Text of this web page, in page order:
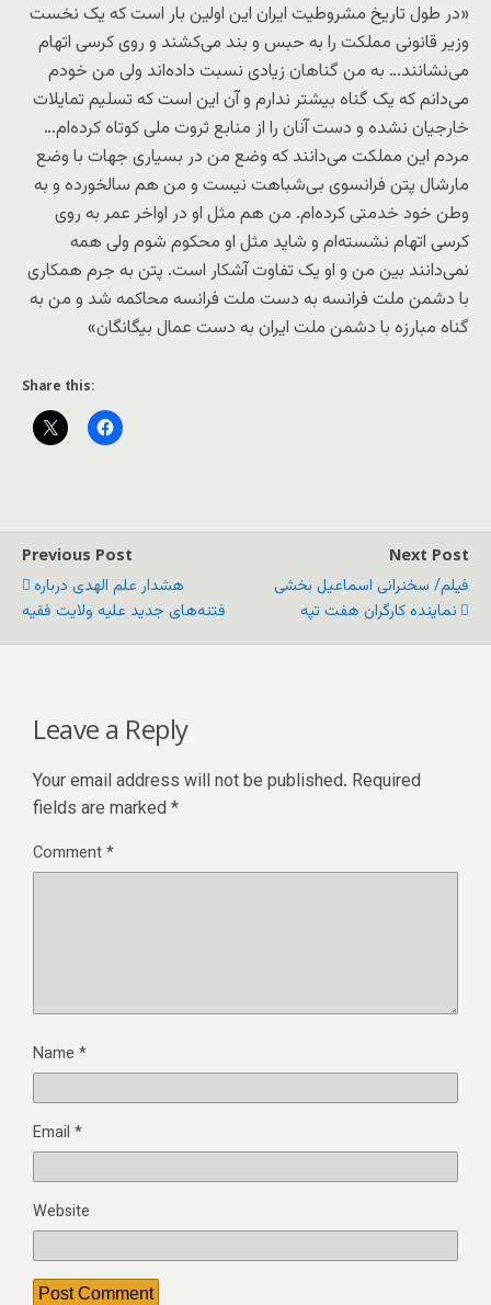
«در طول تاریخ مشروطیت ایران این اولین بار است که یک نخست
وزیر قانونی مملکت را به حبس و بند می‌کشند و روی کرسی اتهام
می‌نشانند… به من گناهان زیادی نسبت داده‌اند ولی من خودم
می‌دانم که یک گناه بیشتر ندارم و آن این است که تسلیم تمایلات
خارجیان نشده و دست آنان را از منابع ثروت ملی کوتاه کرده‌ام…
مردم این مملکت می‌دانند که وضع من در بسیاری جهات با وضع
مارشال پتن فرانسوی بی‌شباهت نیست و من هم سالخورده و به
وطن خود خدمتی کرده‌ام. من هم مثل او در اواخر عمر به روی
کرسی اتهام نشسته‌ام و شاید مثل او محکوم شوم ولی همه
نمی‌دانند بین من و او یک تفاوت آشکار است. پتن به جرم همکاری
با دشمن ملت فرانسه به دست ملت فرانسه محاکمه شد و من به
گناه مبارزه با دشمن ملت ایران به دست عمال بیگانگان»
Share this:
Previous Post
هشدار علم الهدی درباره
فتنه‌های جدید علیه ولایت فقیه
Next Post
فیلم/ سخنرانی اسماعیل بخشی
نماینده کارگران هفت تپه
Leave a Reply
Your email address will not be published. Required
fields are marked *
Comment*
Name *
Email *
Website